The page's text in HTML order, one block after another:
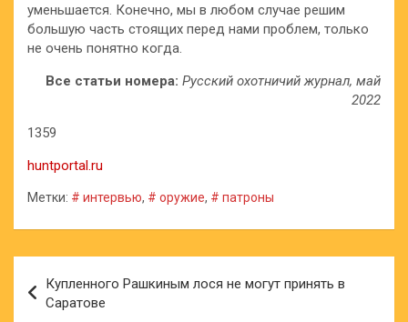
уменьшается. Конечно, мы в любом случае решим
большую часть стоящих перед нами проблем, только
не очень понятно когда.
Все статьи номера: Русский охотничий журнал, май
2022
1359
huntportal.ru
Метки: # интервью, # оружие, # патроны
по
Купленного Рашкиным лося не могут принять в
Саратове